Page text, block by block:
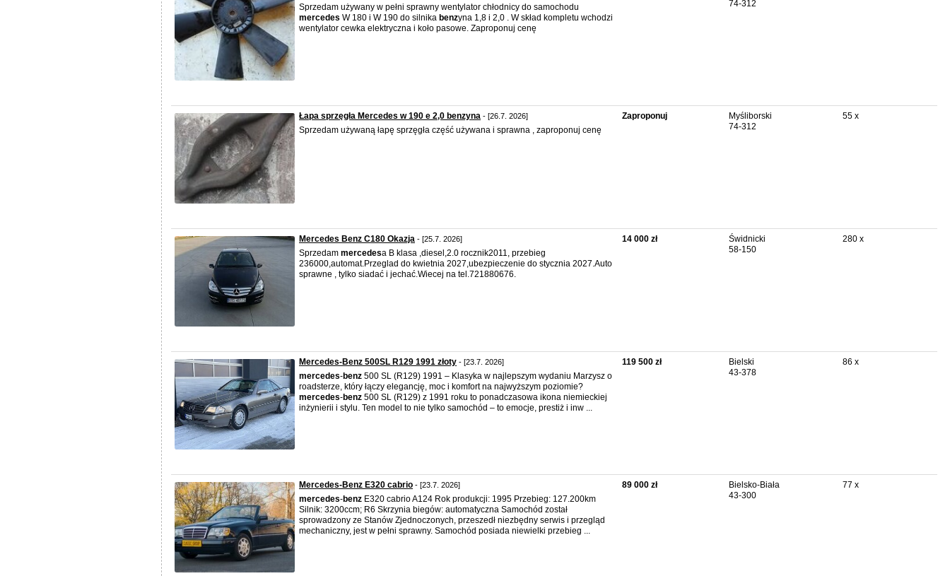
Sprzedam używany w pełni sprawny wentylator chłodnicy do samochodu
mercedes W 180 i W 190 do silnika benzyna 1,8 i 2,0 . W skład kompletu wchodzi
wentylator cewka elektryczna i koło pasowe. Zaproponuj cenę
74-312
Łapa sprzęgła Mercedes w 190 e 2,0 benzyna - [26.7. 2026]
Sprzedam używaną łapę sprzęgła część używana i sprawna , zaproponuj cenę
Zaproponuj
Myśliborski
74-312
55 x
Mercedes Benz C180 Okazja - [25.7. 2026]
Sprzedam mercedesa B klasa ,diesel,2.0 rocznik2011, przebieg
236000,automat.Przeglad do kwietnia 2027,ubezpieczenie do stycznia 2027.Auto
sprawne , tylko siadać i jechać.Wiecej na tel.721880676.
14 000 zł
Świdnicki
58-150
280 x
Mercedes-Benz 500SL R129 1991 złoty - [23.7. 2026]
mercedes-benz 500 SL (R129) 1991 – Klasyka w najlepszym wydaniu Marzysz o
roadsterze, który łączy elegancję, moc i komfort na najwyższym poziomie?
mercedes-benz 500 SL (R129) z 1991 roku to ponadczasowa ikona niemieckiej
inżynierii i stylu. Ten model to nie tylko samochód – to emocje, prestiż i inw ...
119 500 zł
Bielski
43-378
86 x
Mercedes-Benz E320 cabrio - [23.7. 2026]
mercedes-benz E320 cabrio A124 Rok produkcji: 1995 Przebieg: 127.200km
Silnik: 3200ccm; R6 Skrzynia biegów: automatyczna Samochód został
sprowadzony ze Stanów Zjednoczonych, przeszedł niezbędny serwis i przegląd
mechaniczny, jest w pełni sprawny. Samochód posiada niewielki przebieg ...
89 000 zł
Bielsko-Biała
43-300
77 x